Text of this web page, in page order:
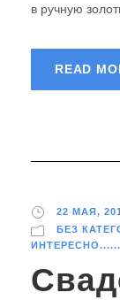
в ручную
READ
22 МАЯ,
БЕЗ
ИНТЕРЕСНО......